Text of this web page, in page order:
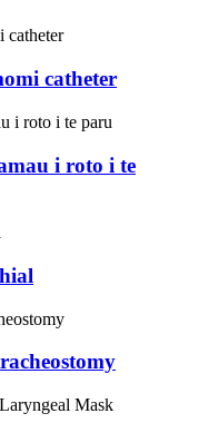
catheter
i roto i te